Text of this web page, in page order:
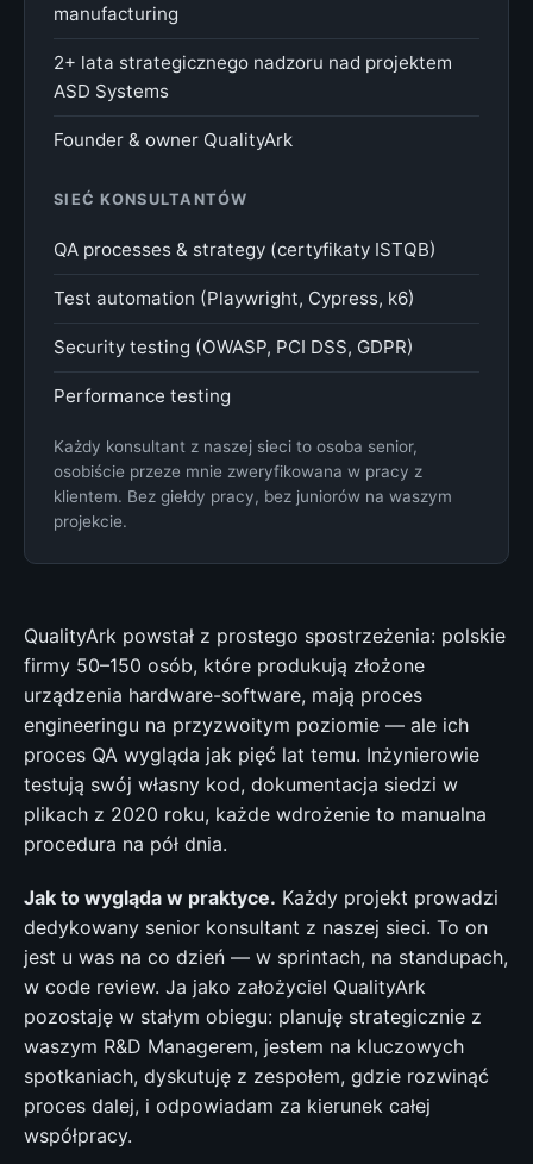
manufacturing
2+ lata strategicznego nadzoru nad projektem
ASD Systems
Founder & owner QualityArk
SIEĆ KONSULTANTÓW
QA processes & strategy (certyfikaty ISTQB)
Test automation (Playwright, Cypress, k6)
Security testing (OWASP, PCI DSS, GDPR)
Performance testing
Każdy konsultant z naszej sieci to osoba senior,
osobiście przeze mnie zweryfikowana w pracy z
klientem. Bez giełdy pracy, bez juniorów na waszym
projekcie.
QualityArk powstał z prostego spostrzeżenia: polskie
firmy 50–150 osób, które produkują złożone
urządzenia hardware-software, mają proces
engineeringu na przyzwoitym poziomie — ale ich
proces QA wygląda jak pięć lat temu. Inżynierowie
testują swój własny kod, dokumentacja siedzi w
plikach z 2020 roku, każde wdrożenie to manualna
procedura na pół dnia.
Jak to wygląda w praktyce. Każdy projekt prowadzi
dedykowany senior konsultant z naszej sieci. To on
jest u was na co dzień — w sprintach, na standupach,
w code review. Ja jako założyciel QualityArk
pozostaję w stałym obiegu: planuję strategicznie z
waszym R&D Managerem, jestem na kluczowych
spotkaniach, dyskutuję z zespołem, gdzie rozwinąć
proces dalej, i odpowiadam za kierunek całej
współpracy.